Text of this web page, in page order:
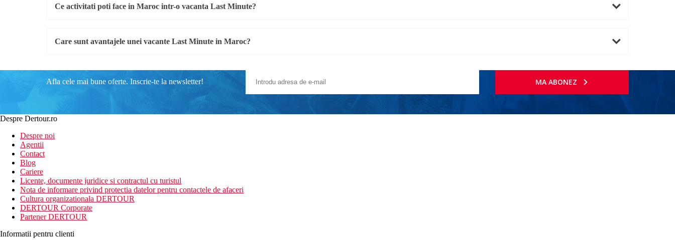
Ce activitati poti face in Maroc intr-o vacanta Last Minute?
Care sunt avantajele unei vacante Last Minute in Maroc?
Afla cele mai bune oferte. Inscrie-te la newsletter! MA ABONEZ
Despre Dertour.ro
Despre noi
Agentii
Contact
Blog
Cariere
Licente, documente juridice si contractul cu turistul
Nota de informare privind protectia datelor pentru contactele de afaceri
Cultura organizationala DERTOUR
DERTOUR Corporate
Partener DERTOUR
Informatii pentru clienti